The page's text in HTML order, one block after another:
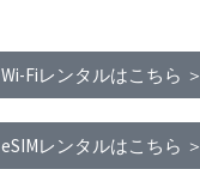
Wi-Fiレンタルはこちら ＞
eSIMレンタルはこちら ＞